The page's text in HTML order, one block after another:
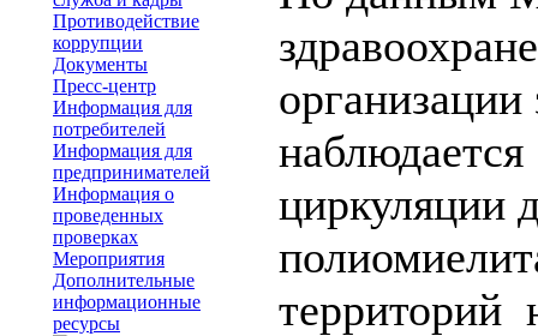
Противодействие
коррупции
Документы
Пресс-центр
Информация для
потребителей
Информация для
предпринимателей
Информация о
проведенных
проверках
Мероприятия
Дополнительные
информационные
ресурсы
циркуляции
территорий